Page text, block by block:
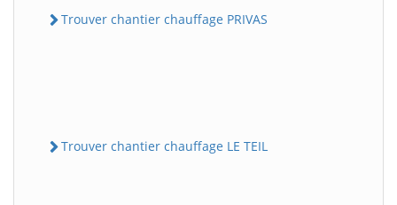
Trouver chantier chauffage PRIVAS
Trouver chantier chauffage LE TEIL